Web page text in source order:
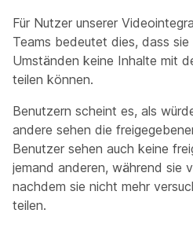
Für Nutzer unserer
Teams bedeutet dies, dass
Umständen keine Inhalte mit
teilen können.
Benutzern scheint es, als
andere sehen die
Benutzer sehen auch keine
jemand anderen, während sie
nachdem sie nicht mehr
teilen.